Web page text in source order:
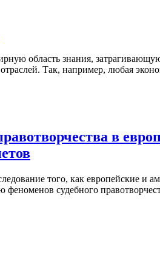
область знания,
Так, например, любая
в
того, как европейские и
судебного